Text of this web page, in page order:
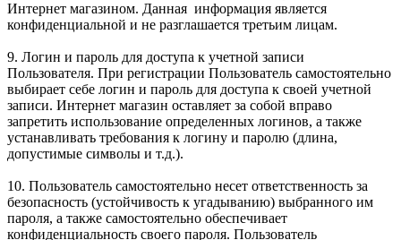
Интернет магазином. Данная информация является
конфиденциальной и не разглашается третьим лицам.
9. Логин и пароль для доступа к учетной записи
Пользователя. При регистрации Пользователь самостоятельно
выбирает себе логин и пароль для доступа к своей учетной
записи. Интернет магазин оставляет за собой вправо
запретить использование определенных логинов, а также
устанавливать требования к логину и паролю (длина,
допустимые символы и т.д.).
10. Пользователь самостоятельно несет ответственность за
безопасность (устойчивость к угадыванию) выбранного им
пароля, а также самостоятельно обеспечивает
конфиденциальность своего пароля. Пользователь